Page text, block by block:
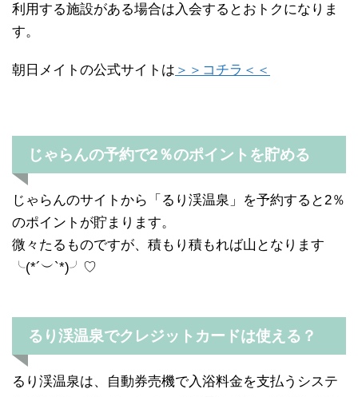
利用する施設がある場合は入会するとおトクになりま
す。
朝日メイトの公式サイトは ＞＞コチラ＜＜
じゃらんの予約で2％のポイントを貯める
じゃらんのサイトから「るり渓温泉」を予約すると2％
のポイントが貯まります。
微々たるものですが、積もり積もれば山となります
╰(*´︶`*)╯♡
るり渓温泉でクレジットカードは使える？
るり渓温泉は、自動券売機で入浴料金を支払うシステ